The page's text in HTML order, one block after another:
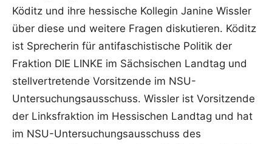
Köditz und ihre hessische Kollegin Janine Wissler
über diese und weitere Fragen diskutieren. Köditz
ist Sprecherin für antifaschistische Politik der
Fraktion DIE LINKE im Sächsischen Landtag und
stellvertretende Vorsitzende im NSU-
Untersuchungsausschuss. Wissler ist Vorsitzende
der Linksfraktion im Hessischen Landtag und hat
im NSU-Untersuchungsausschuss des